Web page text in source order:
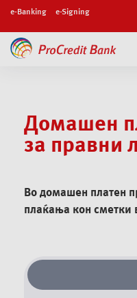
e-Banking e-Signing
Домашен
за правни
Во домашен платен
плаќања кон сметки